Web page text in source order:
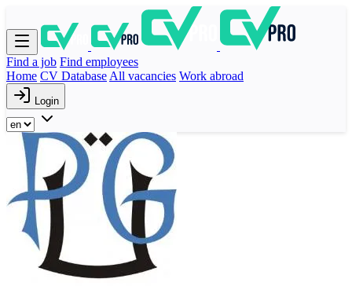
Find a job Find employees
Home CV Database All vacancies Work abroad
Login